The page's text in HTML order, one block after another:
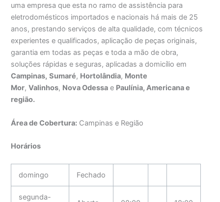
uma empresa que esta no ramo de assistência para
eletrodomésticos importados e nacionais há mais de 25
anos, prestando serviços de alta qualidade, com técnicos
experientes e qualificados, aplicação de peças originais,
garantia em todas as peças e toda a mão de obra,
soluções rápidas e seguras, aplicadas a domicílio em
Campinas, Sumaré, Hortolândia, Monte
Mor,Valinhos, Nova Odessa e Paulínia, Americana e
região.
Área de Cobertura: Campinas e Região
Horários
domingo Fechado
segunda-